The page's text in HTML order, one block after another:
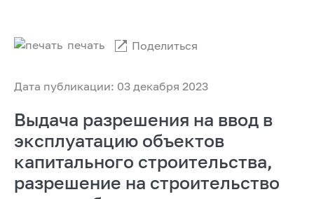
Дата публикации: 03 декабря 2023
печать Поделиться
Выдача разрешения на ввод в
эксплуатацию объектов
капитального строительства,
разрешение на строительство